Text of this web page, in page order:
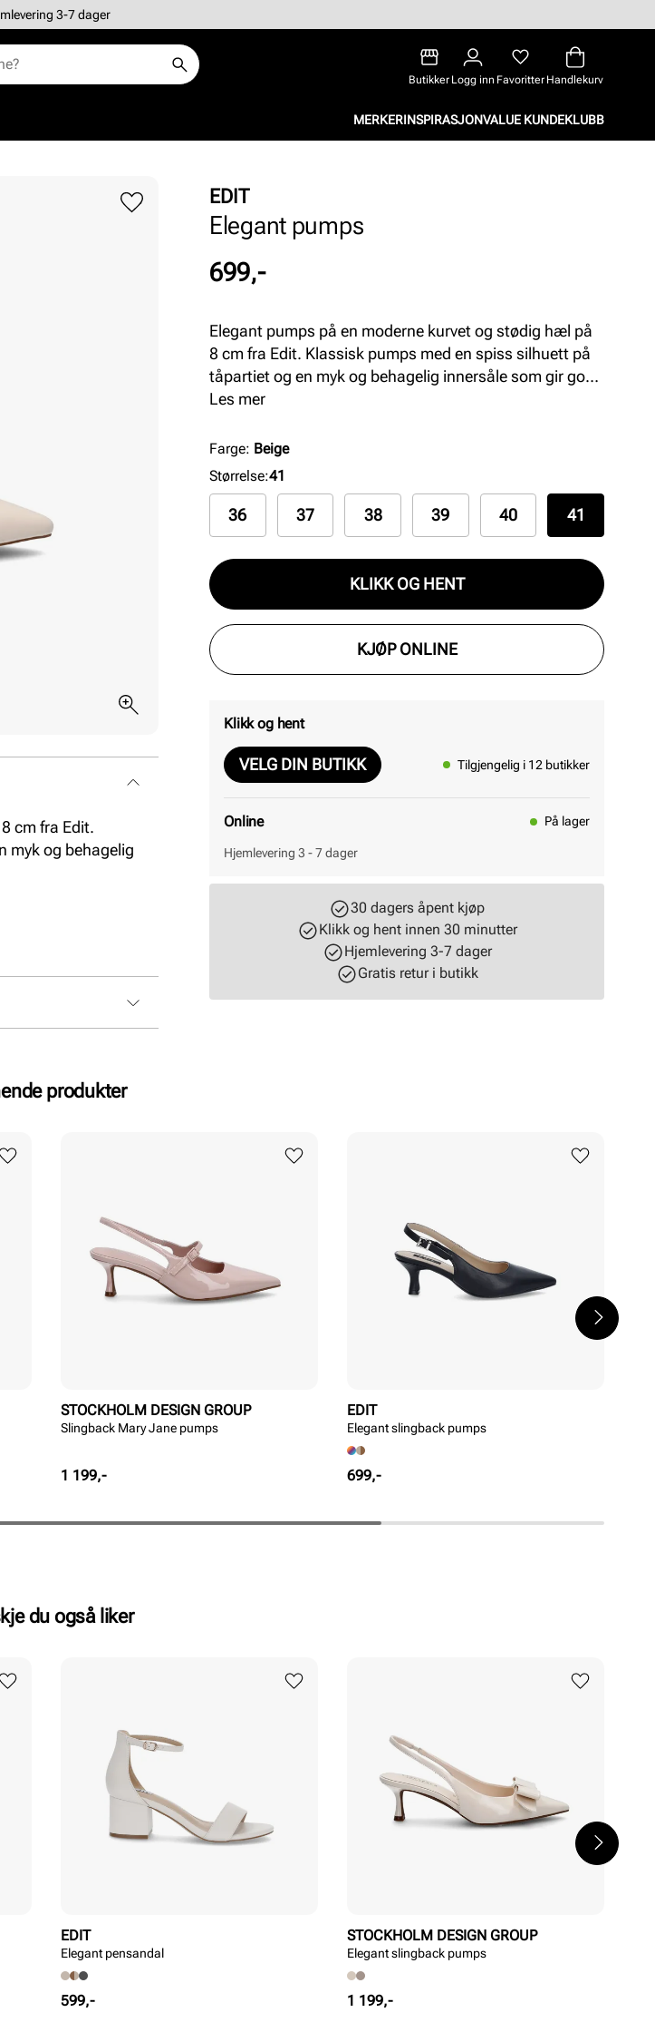
3-7 dager
Butikker Logg inn Favoritter Handlekurv
MERKERINSPIRASJONVALUE KUNDEKLUBB
cm fra Edit.
myk og behagelig
EDIT
Elegant pumps
Pris
699,-
Elegant pumps på en moderne kurvet og stødig hæl på
8 cm fra Edit. Klassisk pumps med en spiss silhuett på
tåpartiet og en myk og behagelig innersåle som gir god
komfort.
Les mer
Farge: Beige
Størrelse:41
36 37 38 39 40 41
KLIKK OG HENT
KJØP ONLINE
Klikk og hent
VELG DIN BUTIKK Tilgjengelig i 12 butikker
Online På lager
Hjemlevering 3 - 7 dager
30 dagers åpent kjøp
Klikk og hent innen 30 minutter
Hjemlevering 3-7 dager
Gratis retur i butikk
produkter
STOCKHOLM DESIGN GROUP
Slingback Mary Jane pumps
Pris
1 199,-
EDIT
Elegant slingback pumps
Pris
699,-
du også liker
EDIT
Elegant pensandal
Pris
599,-
STOCKHOLM DESIGN GROUP
Elegant slingback pumps
Pris
1 199,-